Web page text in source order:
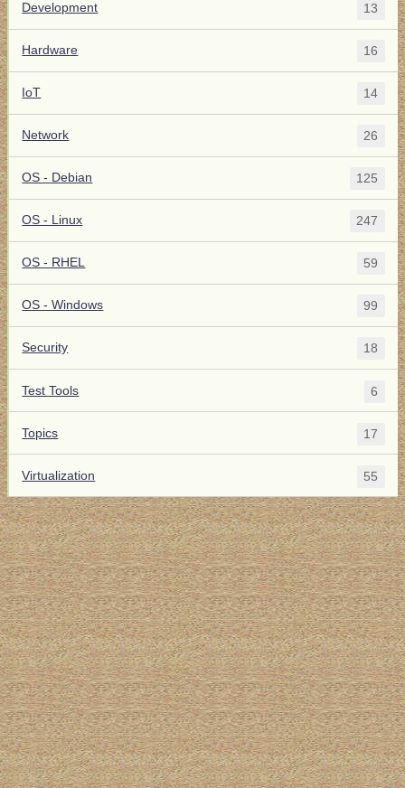
Development 13
Hardware 16
IoT 14
Network 26
OS - Debian 125
OS - Linux 247
OS - RHEL 59
OS - Windows 99
Security 18
Test Tools 6
Topics 17
Virtualization 55